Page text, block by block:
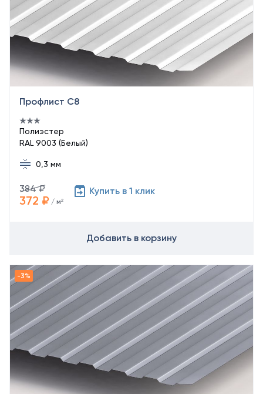
Профлист С8
Полиэстер
RAL 9003 (Белый)
0,3 мм
384 ₽
372 ₽ / м²
Купить в 1 клик
Добавить в корзину